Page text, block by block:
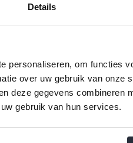
Details
personaliseren, om functies
over uw gebruik van onze
deze gegevens combineren
gebruik van hun services.
Beschermende
Stevige
Inclusief
Materiaal
Vorm: rond
Hoogte geopend: